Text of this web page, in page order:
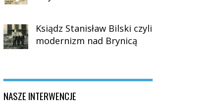
Ksiądz Stanisław Bilski czyli
modernizm nad Brynicą
NASZE INTERWENCJE